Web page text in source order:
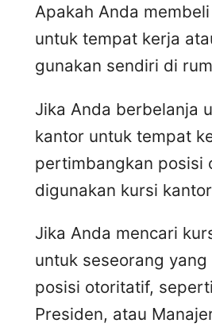
Apakah Anda
untuk tempat kerja
gunakan sendiri di
Jika Anda berbelanja
kantor untuk tempat
pertimbangkan posisi
digunakan kursi
Jika Anda mencari
untuk seseorang yang
posisi otoritatif,
Presiden, atau